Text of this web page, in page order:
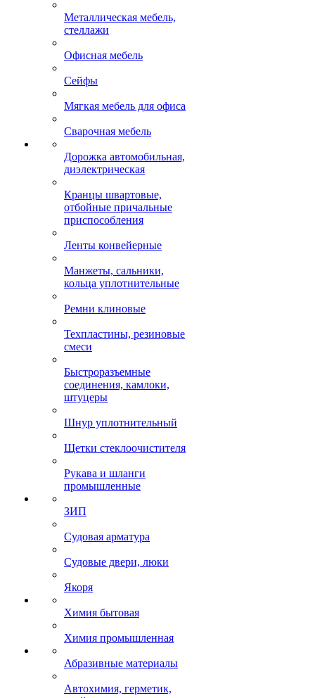
Металлическая мебель,
стеллажи
Офисная мебель
Сейфы
Мягкая мебель для офиса
Сварочная мебель
Дорожка автомобильная,
диэлектрическая
Кранцы швартовые,
отбойные причальные
приспособления
Ленты конвейерные
Манжеты, сальники,
кольца уплотнительные
Ремни клиновые
Техпластины, резиновые
смеси
Быстроразъемные
соединения, камлоки,
штуцеры
Шнур уплотнительный
Щетки стеклоочистителя
Рукава и шланги
промышленные
ЗИП
Судовая арматура
Судовые двери, люки
Якоря
Химия бытовая
Химия промышленная
Абразивные материалы
Автохимия, герметик,